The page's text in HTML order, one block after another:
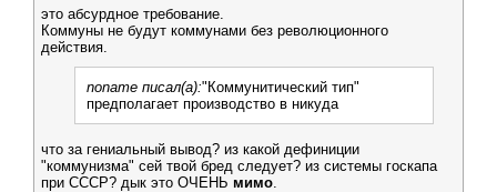
это абсурдное требование.
Коммуны не будут коммунами без революционного
действия.
noname писал(а):"Коммунитический тип"
предполагает производство в никуда
что за гениальный вывод? из какой дефиниции
"коммунизма" сей твой бред следует? из системы госкапа
при СССР? дык это ОЧЕНЬ мимо.